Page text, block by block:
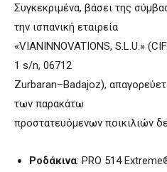
Συγκεκριμένα, βάσει της
την ισπανική εταιρεία
«VIANINNOVATIONS, S.L.U.»
1 s/n, 06712
Zurbaran–Badajoz),
των παρακάτω
προστατευόμενων ποικιλιών
Ροδάκινα: PRO 514